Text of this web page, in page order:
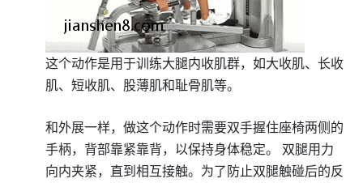
这个动作是用于训练大腿内收肌群，如大收肌、长收
肌、短收肌、股薄肌和耻骨肌等。
和外展一样，做这个动作时需要双手握住座椅两侧的
手柄，背部靠紧靠背，以保持身体稳定。 双腿用力
向内夹紧，直到相互接触。为了防止双腿触碰后的反